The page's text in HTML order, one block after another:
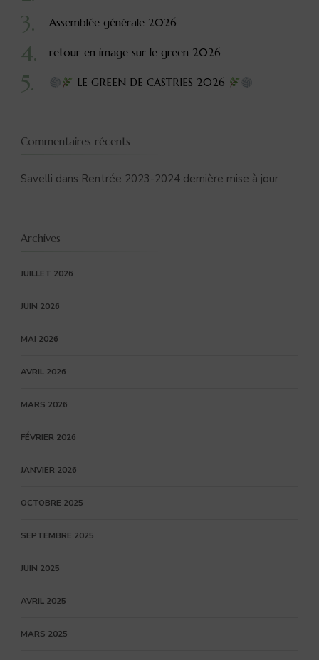
Assemblée générale 2026
retour en image sur le green 2026
LE GREEN DE CASTRIES 2026
Commentaires récents
Savelli dans Rentrée 2023-2024 dernière mise à jour
Archives
JUILLET 2026
JUIN 2026
MAI 2026
AVRIL 2026
MARS 2026
FÉVRIER 2026
JANVIER 2026
OCTOBRE 2025
SEPTEMBRE 2025
JUIN 2025
AVRIL 2025
MARS 2025